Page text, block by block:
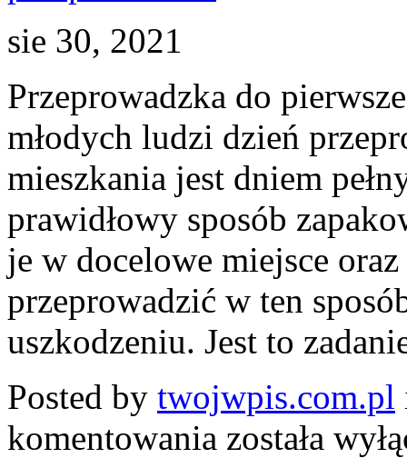
sie 30, 2021
Przeprowadzka do
młodych ludzi dzień
mieszkania jest dniem
prawidłowy sposób
je w docelowe miejsce
przeprowadzić w ten
uszkodzeniu. Jest to
Posted by twojwpis.com.pl
komentowania
się
została